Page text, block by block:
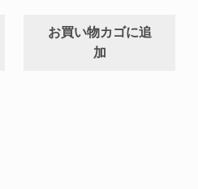
お買い物カゴに追
加